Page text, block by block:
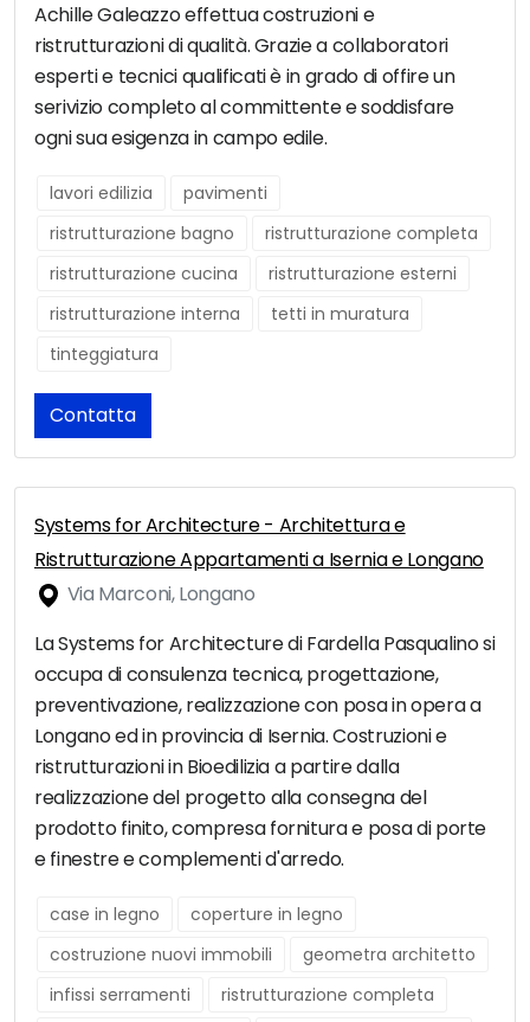
Achille Galeazzo effettua costruzioni e
ristrutturazioni di qualità. Grazie a collaboratori
esperti e tecnici qualificati è in grado di offire un
serivizio completo al committente e soddisfare
ogni sua esigenza in campo edile.
lavori edilizia
pavimenti
ristrutturazione bagno
ristrutturazione completa
ristrutturazione cucina
ristrutturazione esterni
ristrutturazione interna
tetti in muratura
tinteggiatura
Contatta
Systems for Architecture - Architettura e
Ristrutturazione Appartamenti a Isernia e Longano
Via Marconi, Longano
La Systems for Architecture di Fardella Pasqualino si
occupa di consulenza tecnica, progettazione,
preventivazione, realizzazione con posa in opera a
Longano ed in provincia di Isernia. Costruzioni e
ristrutturazioni in Bioedilizia a partire dalla
realizzazione del progetto alla consegna del
prodotto finito, compresa fornitura e posa di porte
e finestre e complementi d'arredo.
case in legno
coperture in legno
costruzione nuovi immobili
geometra architetto
infissi serramenti
ristrutturazione completa